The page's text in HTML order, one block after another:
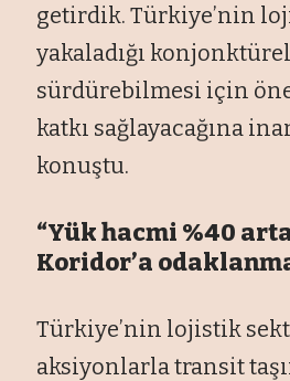
getirdik. Türkiye’nin
yakaladığı
sürdürebilmesi için
katkı sağlayacağına
konuştu.
“Yük hacmi %40
Koridor’a
Türkiye’nin lojistik
aksiyonlarla transit